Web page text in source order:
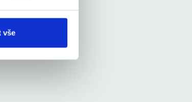
vše